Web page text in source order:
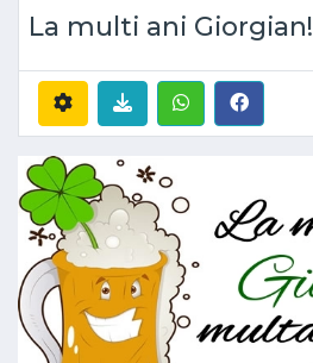
La multi ani Giorgian!